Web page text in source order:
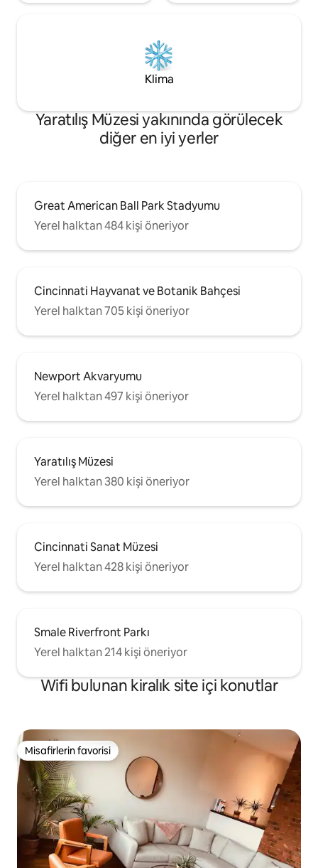
Klima
Yaratılış Müzesi yakınında görülecek
diğer en iyi yerler
Great American Ball Park Stadyumu
Yerel halktan 484 kişi öneriyor
Cincinnati Hayvanat ve Botanik Bahçesi
Yerel halktan 705 kişi öneriyor
Newport Akvaryumu
Yerel halktan 497 kişi öneriyor
Yaratılış Müzesi
Yerel halktan 380 kişi öneriyor
Cincinnati Sanat Müzesi
Yerel halktan 428 kişi öneriyor
Smale Riverfront Parkı
Yerel halktan 214 kişi öneriyor
Wifi bulunan kiralık site içi konutlar
Misafirlerin favorisi
Misafirlerin favorisi